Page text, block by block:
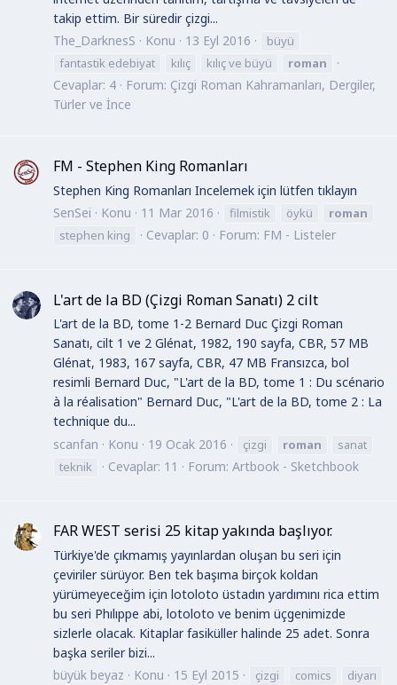
takip ettim. Bir süredir çizgi...
The_DarknesS
Konu 13 Eyl 2016
büyü
fantastik edebiyat
kılıç kılıç ve büyü roman
Cevaplar: 4 Forum: Çizgi Roman Kahramanları, Dergiler,
Türler ve İnce
FM - Stephen King Romanları
Stephen King Romanları Incelemek için lütfen tıklayın
SenSei
Konu 11 Mar 2016 filmistik öykü
roman
stephen king
Cevaplar: 0 Forum: FM - Listeler
L'art de la BD (Çizgi Roman Sanatı) 2 cilt
L'art de la BD, tome 1-2 Bernard Duc Çizgi Roman
Sanatı, cilt 1 ve 2 Glénat, 1982, 190 sayfa, CBR, 57 MB
Glénat, 1983, 167 sayfa, CBR, 47 MB Fransızca, bol
resimli Bernard Duc, "L'art de la BD, tome 1 : Du scénario
à la réalisation" Bernard Duc, "L'art de la BD, tome 2 : La
technique du...
scanfan
Konu 19 Ocak 2016 çizgi roman
sanat
teknik
Cevaplar: 11 Forum: Artbook - Sketchbook
FAR WEST serisi 25 kitap yakında başlıyor.
Türkiye'de çıkmamış yayınlardan oluşan bu seri için
çeviriler sürüyor. Ben tek başıma birçok koldan
yürümeyeceğim için lotoloto üstadın yardımını rica ettim
bu seri Phılıppe abi, lotoloto ve benim üçgenimizde
sizlerle olacak. Kitaplar fasiküller halinde 25 adet. Sonra
başka seriler bizi...
büyük beyaz
Konu 15 Eyl 2015 çizgi comics
diyarı